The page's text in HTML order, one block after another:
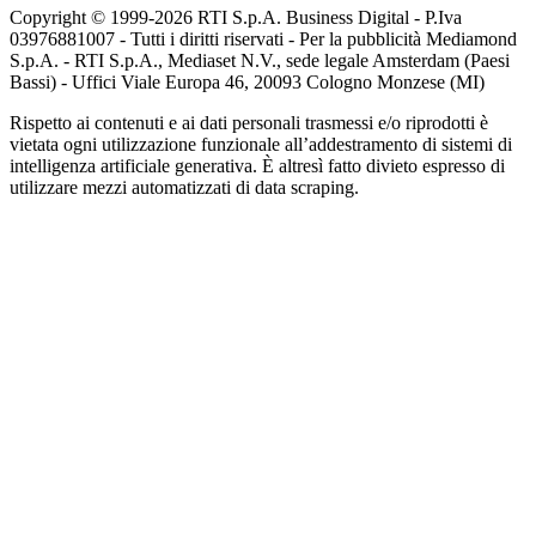
Copyright © 1999-2026 RTI S.p.A. Business Digital - P.Iva
03976881007 - Tutti i diritti riservati - Per la pubblicità Mediamond
S.p.A. - RTI S.p.A., Mediaset N.V., sede legale Amsterdam (Paesi
Bassi) - Uffici Viale Europa 46, 20093 Cologno Monzese (MI)
Rispetto ai contenuti e ai dati personali trasmessi e/o riprodotti è
vietata ogni utilizzazione funzionale all’addestramento di sistemi di
intelligenza artificiale generativa. È altresì fatto divieto espresso di
utilizzare mezzi automatizzati di data scraping.